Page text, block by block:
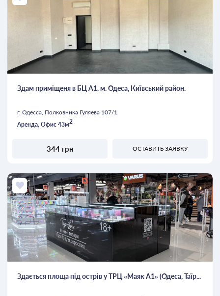
Здам приміщеня в БЦ А1. м. Одеса, Київський район.
г. Одесса, Полковника Гуляева 107/1
Аренда, Офис 43м2
344 грн ОСТАВИТЬ ЗАЯВКУ
Здається площа під острів у ТРЦ «Маяк А1» (Одеса, Таїр...